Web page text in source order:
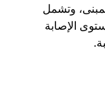
وتشمل
الإصابة